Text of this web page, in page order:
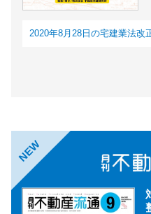
2020年8月28日の宅建業法改
NEW